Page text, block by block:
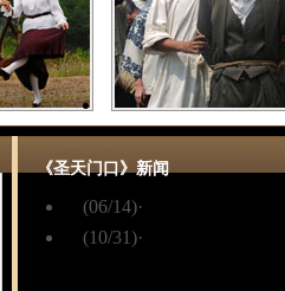
《圣天门口》新闻
(06/14)·
(10/31)·